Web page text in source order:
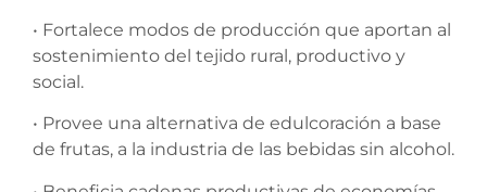
• Fortalece modos de producción que aportan al
sostenimiento del tejido rural, productivo y
social.
• Provee una alternativa de edulcoración a base
de frutas, a la industria de las bebidas sin alcohol.